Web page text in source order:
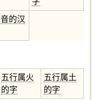
的汉
五行属火
的字
五行属土
的字